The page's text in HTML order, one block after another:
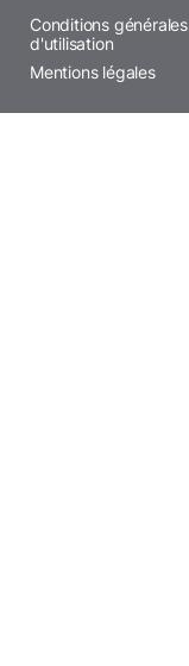
Conditions générales
d'utilisation
Mentions légales